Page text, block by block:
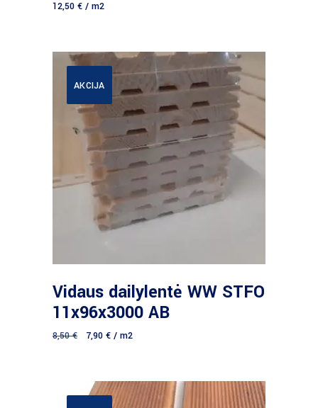
12,50 € / m2
AKCIJA
Daugiau
Vidaus dailylentė WW STFO
11x96x3000 AB
8,50€ 7,90 € / m2